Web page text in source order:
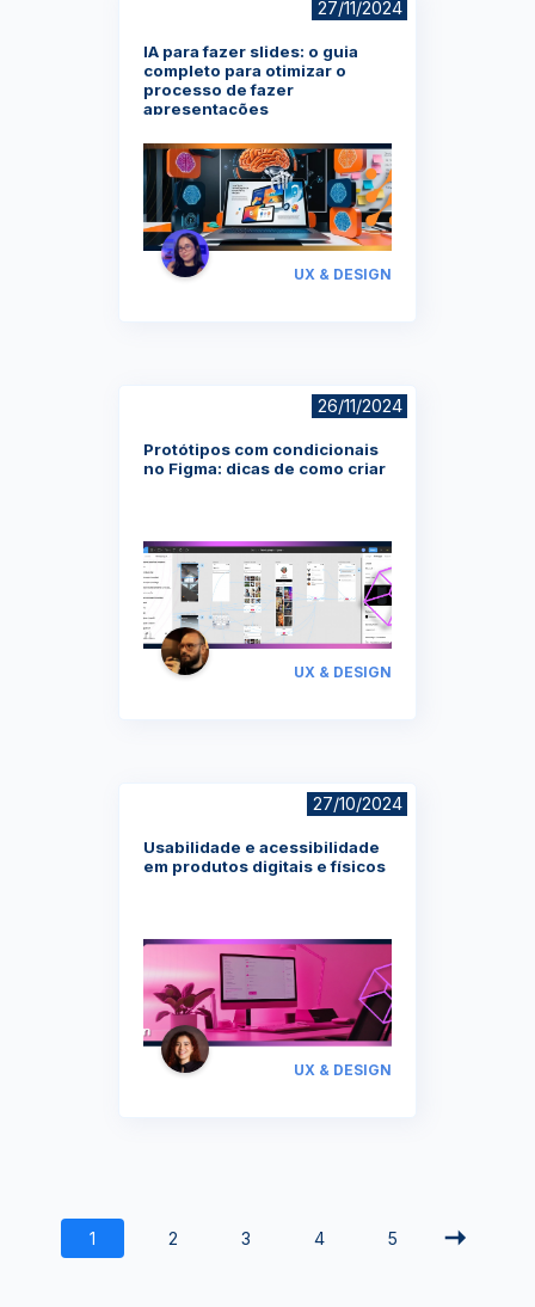
IA para fazer slides: o guia
completo para otimizar o
processo de fazer
apresentações
27/11/2024
UX & DESIGN
Protótipos com condicionais
no Figma: dicas de como criar
26/11/2024
UX & DESIGN
Usabilidade e acessibilidade
em produtos digitais e físicos
27/10/2024
UX & DESIGN
1 2 3 4 5
Store